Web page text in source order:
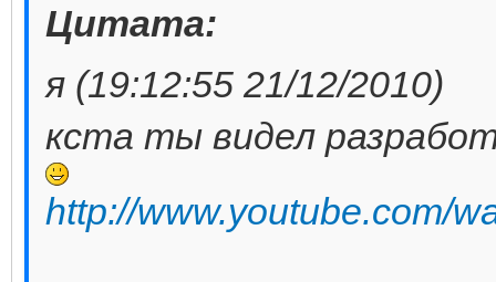
Цитата:
я (19:12:55 21/12/2010)
кста ты видел
http://www.youtube.com/